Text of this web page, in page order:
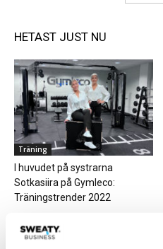
HETAST JUST NU
Träning
I huvudet på systrarna
Sotkasiira på Gymleco:
Träningstrender 2022